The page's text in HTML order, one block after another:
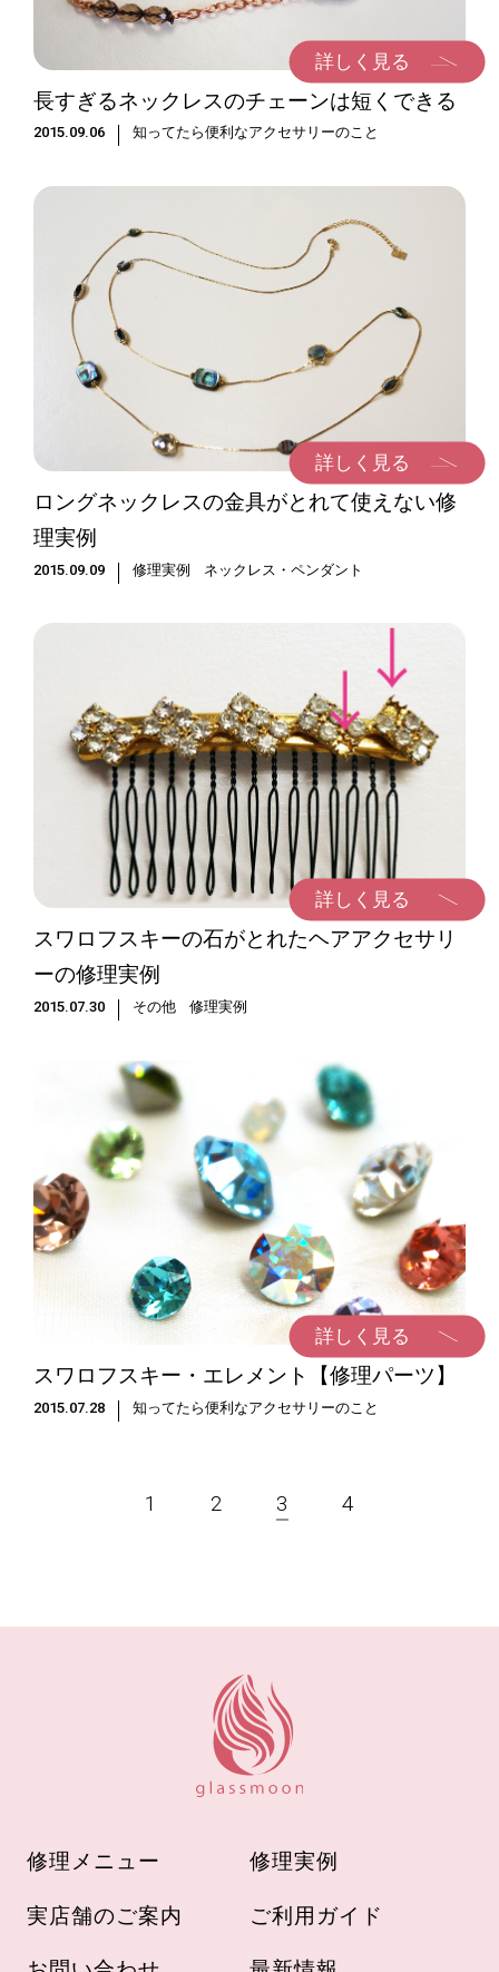
詳しく見る
長すぎるネックレスのチェーンは短くできる
2015.09.06 知ってたら便利なアクセサリーのこと
詳しく見る
ロングネックレスの金具がとれて使えない修
理実例
2015.09.09 修理実例 ネックレス・ペンダント
詳しく見る
スワロフスキーの石がとれたヘアアクセサリ
ーの修理実例
2015.07.30 その他 修理実例
詳しく見る
スワロフスキー・エレメント【修理パーツ】
2015.07.28 知ってたら便利なアクセサリーのこと
1 2 3 4
修理メニュー 修理実例
実店舗のご案内 ご利用ガイド